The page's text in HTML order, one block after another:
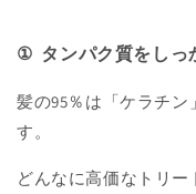
① タンパク質をしっ
髪の95％は「ケラチン
す。
どんなに高価なトリ